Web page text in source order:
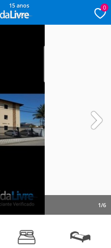
15 anos 0
1/6